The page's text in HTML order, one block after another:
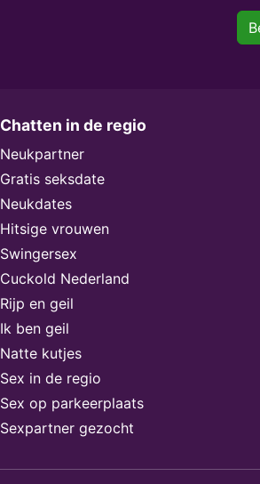
Chatten in de regio
Neukpartner
Gratis seksdate
Neukdates
Hitsige vrouwen
Swingersex
Cuckold Nederland
Rijp en geil
Ik ben geil
Natte kutjes
Sex in de regio
Sex op parkeerplaats
Sexpartner gezocht